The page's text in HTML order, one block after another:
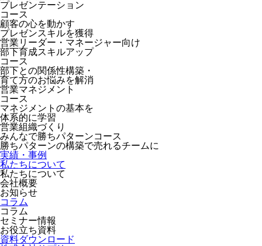
プレゼンテーション
コース
顧客の心を動かす
プレゼンスキルを獲得
営業リーダー・マネージャー向け
部下育成スキルアップ
コース
部下との関係性構築・
育て方のお悩みを解消
営業マネジメント
コース
マネジメントの基本を
体系的に学習
営業組織づくり
みんなで勝ちパターンコース
勝ちパターンの構築で売れるチームに
実績・事例
私たちについて
私たちについて
会社概要
お知らせ
コラム
コラム
セミナー情報
お役立ち資料
資料ダウンロード